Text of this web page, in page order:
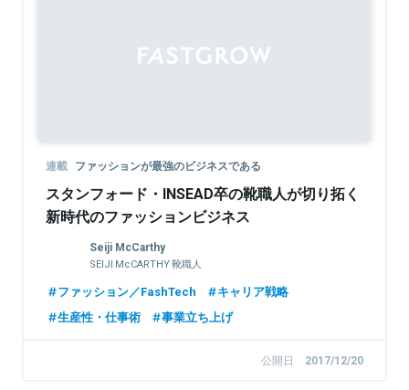
連載 ファッションが最強のビジネスである
スタンフォード・INSEAD卒の靴職人が切り拓く
新時代のファッションビジネス
Seiji McCarthy
SEIJI McCARTHY 靴職人
ファッション／FashTech
キャリア戦略
生産性・仕事術
事業立ち上げ
公開日 2017/12/20